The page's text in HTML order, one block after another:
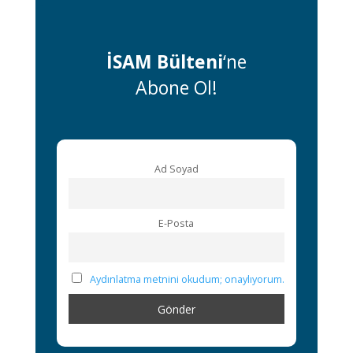
İSAM Bülteni‘ne
Abone Ol!
Ad Soyad
E-Posta
Aydınlatma metnini okudum; onaylıyorum.